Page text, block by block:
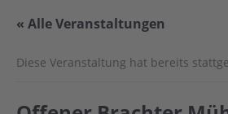
« Alle Veranstaltungen
Diese Veranstaltung hat bereits